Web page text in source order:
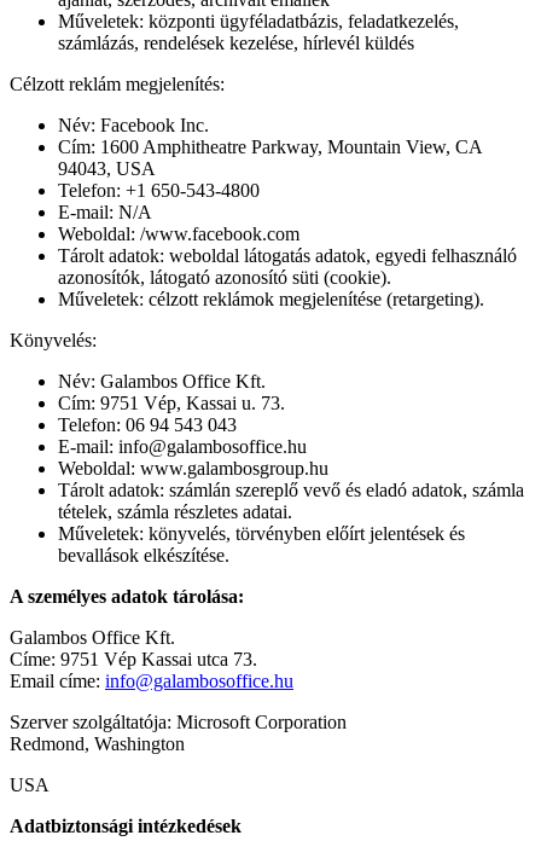
Műveletek: központi ügyféladatbázis, feladatkezelés,
számlázás, rendelések kezelése, hírlevél küldés
Célzott reklám megjelenítés:
Név: Facebook Inc.
Cím: 1600 Amphitheatre Parkway, Mountain View, CA
94043, USA
Telefon: +1 650-543-4800
E-mail: N/A
Weboldal: /www.facebook.com
Tárolt adatok: weboldal látogatás adatok, egyedi felhasználó
azonosítók, látogató azonosító süti (cookie).
Műveletek: célzott reklámok megjelenítése (retargeting).
Könyvelés:
Név: Galambos Office Kft.
Cím: 9751 Vép, Kassai u. 73.
Telefon: 06 94 543 043
E-mail: info@galambosoffice.hu
Weboldal: www.galambosgroup.hu
Tárolt adatok: számlán szereplő vevő és eladó adatok, számla
tételek, számla részletes adatai.
Műveletek: könyvelés, törvényben előírt jelentések és
bevallások elkészítése.
A személyes adatok tárolása:
Galambos Office Kft.
Címe: 9751 Vép Kassai utca 73.
Email címe: info@galambosoffice.hu
Szerver szolgáltatója: Microsoft Corporation
Redmond, Washington
USA
Adatbiztonsági intézkedések